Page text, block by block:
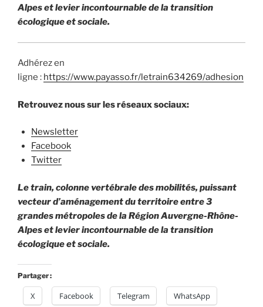
Alpes et levier incontournable de la transition
écologique et sociale.
Adhérez en
ligne : https://www.payasso.fr/letrain634269/adhesion
Retrouvez nous sur les réseaux sociaux:
Newsletter
Facebook
Twitter
Le train, colonne vertébrale des mobilités, puissant
vecteur d’aménagement du territoire entre 3
grandes métropoles de la Région Auvergne-Rhône-
Alpes et levier incontournable de la transition
écologique et sociale.
Partager :
X Facebook Telegram WhatsApp